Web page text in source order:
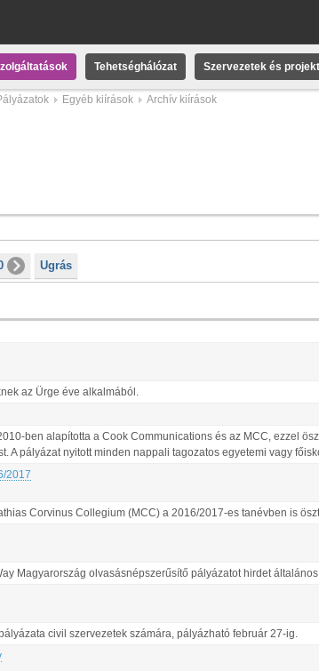
Tehetséghálózat Szervezetek és
Egyéb kiírások Archív kiírások
Ugrás
az Ürge éve alkalmából.
ben alapította a Cook Communications és az MCC, ezzel
A pályázat nyitott minden nappali tagozatos egyetemi vagy
2017
Corvinus Collegium (MCC) a 2016/2017-es tanévben is
Magyarország olvasásnépszerűsítő pályázatot hirdet
civil szervezetek számára, pályázható február 27-ig.